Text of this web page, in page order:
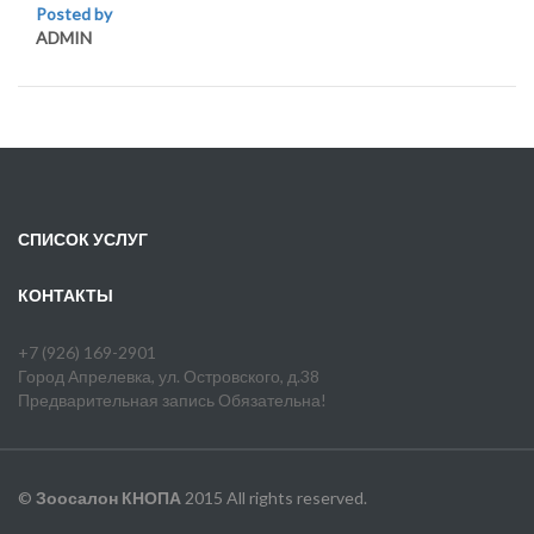
Posted by
ADMIN
СПИСОК УСЛУГ
КОНТАКТЫ
+7 (926) 169-2901
Город Апрелевка, ул. Островского, д.38
Предварительная запись Обязательна!
© Зоосалон КНОПА2015 All rights reserved.